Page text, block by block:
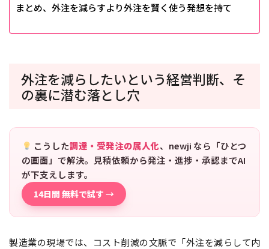
まとめ、外注を減らすより外注を賢く使う発想を持て
外注を減らしたいという経営判断、そ
の裏に潜む落とし穴
こうした調達・受発注の属人化、newji なら「ひとつ
の画面」で解決。見積依頼から発注・進捗・承認までAI
が下支えします。
14日間 無料で試す →
製造業の現場では、コスト削減の文脈で「外注を減らして内